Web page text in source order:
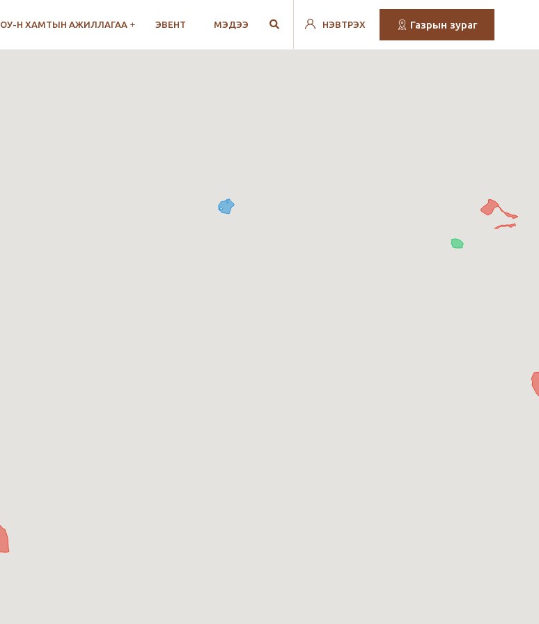
ОУ-Н ХАМТЫН АЖИЛЛАГАА ЭВЕНТ МЭДЭЭ НЭВТРЭХ Газрын зураг